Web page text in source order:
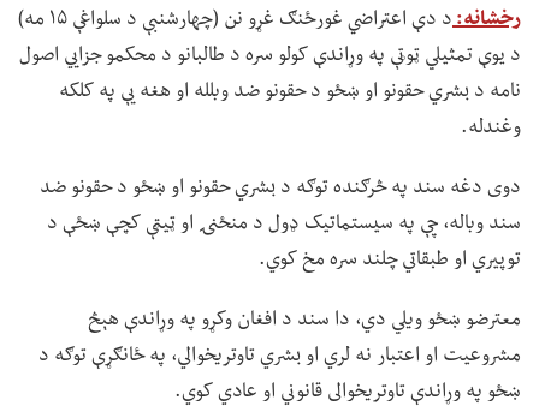
رخشانه:
د دې اعتراضي غورځنګ غړو نن (چهارشنبې د سلواغې ۱۵ مه)
د یوې تمثیلي ټوټې په وړاندې کولو سره د طالبانو د محکمو جزايي اصول
نامه د بشري حقونو او ښځو د حقونو ضد وبلله او هغه یې په کلکه
وغندله.
دوی دغه سند په څرګنده توګه د بشري حقونو او ښځو د حقونو ضد
سند وباله، چې په سیستماتیک ډول د منځنۍ او ټيټې کچې ښځې د
توپیري او طبقاتي چلند سره مخ کوي.
معترضو ښځو ویلي دي، دا سند د افغان وکړو په وړاندې هېڅ
مشروعیت او اعتبار نه لري او بشري تاوتریخوالي، په ځانګړې توګه د
ښځو په وړاندې تاوتریخوالی قانوني او عادي کوي.